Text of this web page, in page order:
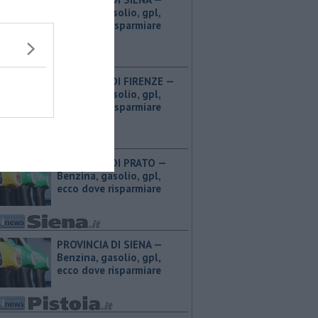
Benzina, gasolio, gpl,
ecco dove risparmiare
PROVINCIA DI FIRENZE — ​
Benzina, gasolio, gpl,
ecco dove risparmiare
PROVINCIA DI PRATO — ​
Benzina, gasolio, gpl,
ecco dove risparmiare
PROVINCIA DI SIENA — ​
Benzina, gasolio, gpl,
ecco dove risparmiare